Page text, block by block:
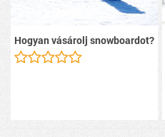
Hogyan vásárolj snowboardot?